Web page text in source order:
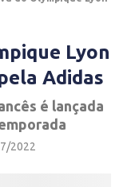
Lyon
Adidas
é lançada
2022